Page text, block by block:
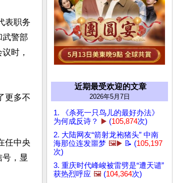
表职务
武警部
时，
更多不
任中央
，显
近期最受欢迎的文章
2026年5月7日
1. 《杀死一只鸟儿的最好办法》
为何成反诗？
▶️ (105,874次)
2. 大陆网友“箭射龙袍猪头” 中南
海那位连发噩梦 🖼️▶️ 📝 (105,197
次)
3. 重庆时代峰峻被雷劈是“遭天谴”
获热烈呼应 🖼️ (104,364次)